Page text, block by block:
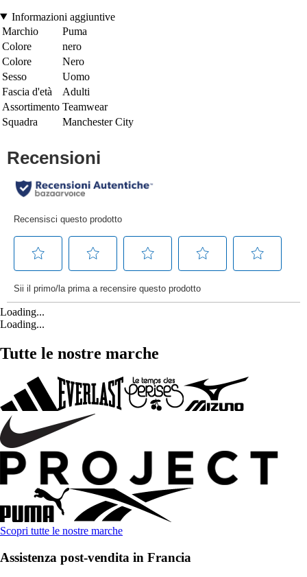
Informazioni aggiuntive
Marchio
Puma
Colore
nero
Colore
Nero
Sesso
Uomo
Fascia d'età
Adulti
Assortimento Teamwear
Squadra
Manchester City
Loading...
Loading...
Tutte le nostre marche
Scopri tutte le nostre marche
Assistenza post-vendita in Francia